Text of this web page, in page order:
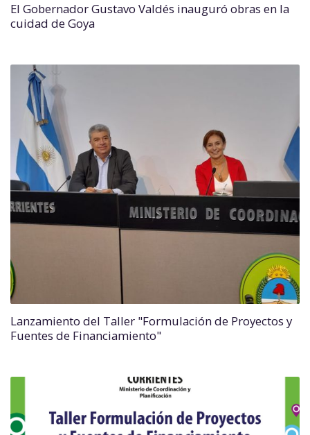
El Gobernador Gustavo Valdés inauguró obras en la
cuidad de Goya
Lanzamiento del Taller "Formulación de Proyectos y
Fuentes de Financiamiento"